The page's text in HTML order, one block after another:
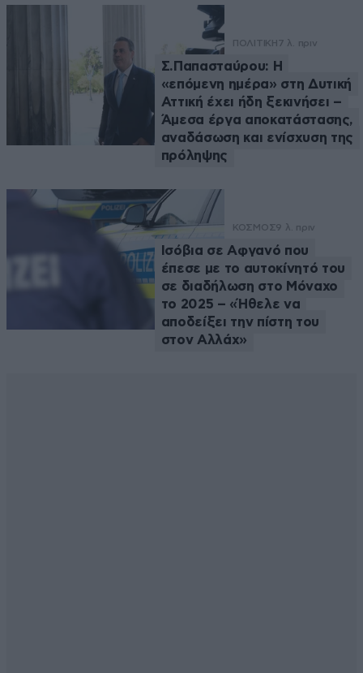
ΠΟΛΙΤΙΚΗ7 λ. πριν
Σ.Παπασταύρου: Η
«επόμενη ημέρα» στη Δυτική
Αττική έχει ήδη ξεκινήσει –
Άμεσα έργα αποκατάστασης,
αναδάσωση και ενίσχυση της
πρόληψης
ΚΟΣΜΟΣ9 λ. πριν
Ισόβια σε Αφγανό που
έπεσε με το αυτοκίνητό του
σε διαδήλωση στο Μόναχο
το 2025 – «Ήθελε να
αποδείξει την πίστη του
στον Αλλάχ»